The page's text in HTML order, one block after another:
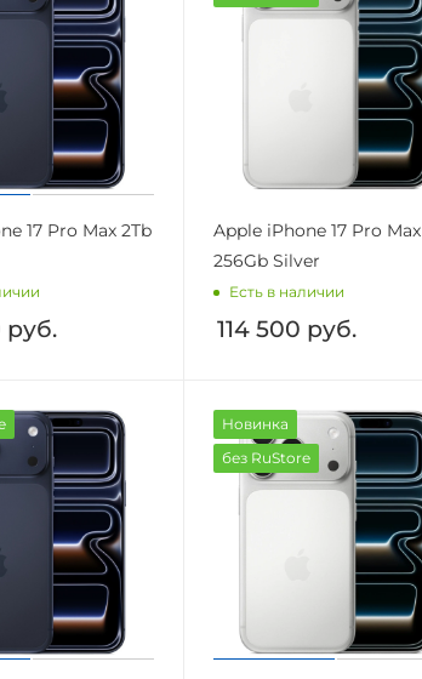
17 Pro Max 2Tb
руб.
Apple iPhone 17 Pro Max
256Gb Silver
Есть в наличии
114 500 руб.
Новинка
без RuStore